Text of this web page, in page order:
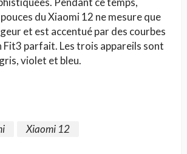
du Xiaomi 12 ne mesure que
et est accentué par des courbes
Fit3 parfait. Les trois appareils sont
violet et bleu.
Xiaomi 12